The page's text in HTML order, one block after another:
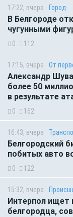
17:22, вчера Город
В Белгороде
чугунными
0 112
17:15, вчера От
Александр
более 50
в результате
0 162
16:43, вчера
Белгородский
побитых авто
0 122
15:32, вчера
Интерпол ищет
белгородца,